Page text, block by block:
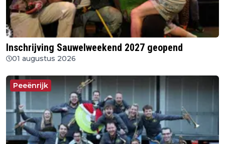
Inschrijving Sauwelweekend 2027 geopend
01 augustus 2026
Peeënrijk